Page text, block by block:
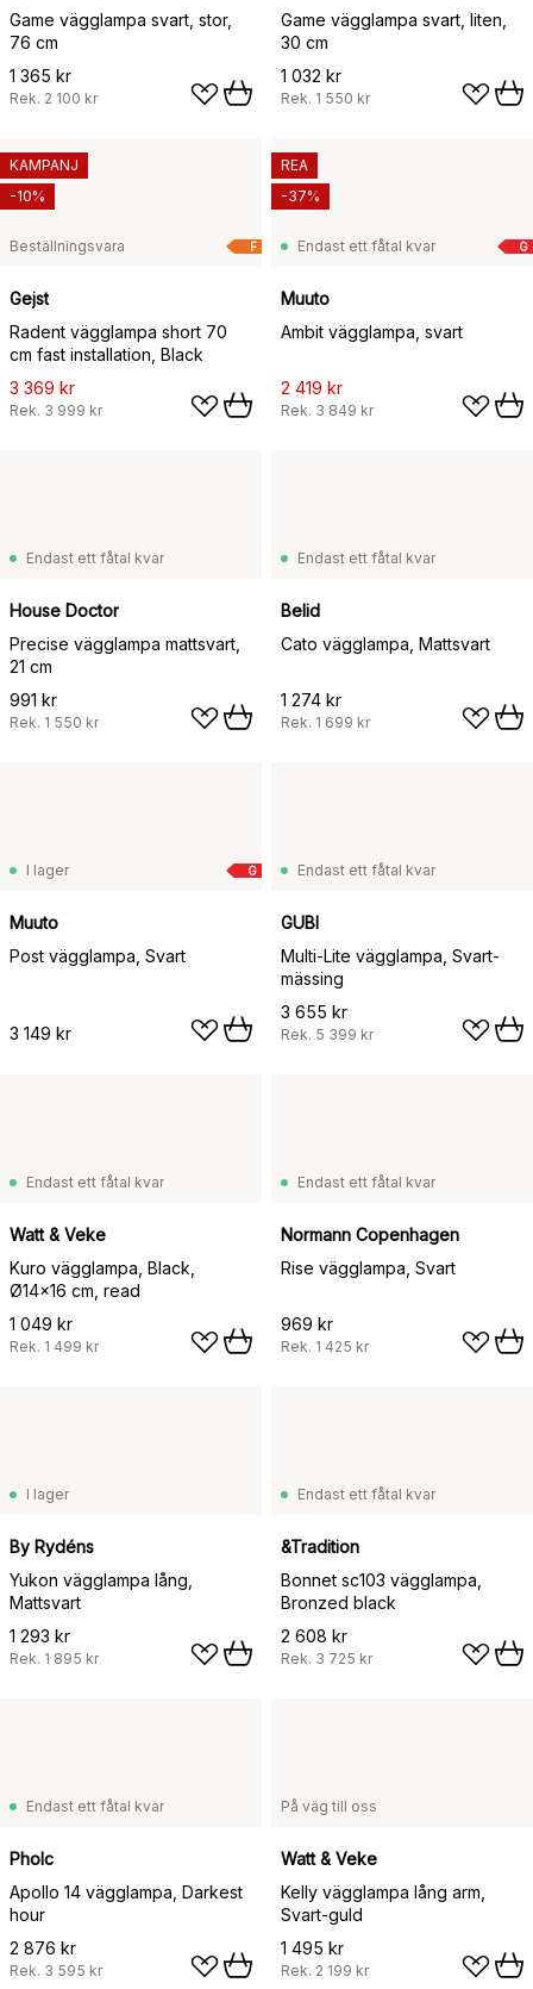
Game vägglampa svart, stor,
76 cm
1 365 kr
Rek. 2 100 kr
Game vägglampa svart, liten,
30 cm
1 032 kr
Rek. 1 550 kr
F
Beställningsvara
Gejst
Radent vägglampa short 70
cm fast installation, Black
3 369 kr
Rek. 3 999 kr
KAMPANJ
-10%
G
Endast ett fåtal kvar
Muuto
Ambit vägglampa, svart
2 419 kr
Rek. 3 849 kr
REA
-37%
Endast ett fåtal kvar
House Doctor
Precise vägglampa mattsvart,
21 cm
991 kr
Rek. 1 550 kr
Endast ett fåtal kvar
Belid
Cato vägglampa, Mattsvart
1 274 kr
Rek. 1 699 kr
G
I lager
Muuto
Post vägglampa, Svart
3 149 kr
Endast ett fåtal kvar
GUBI
Multi-Lite vägglampa, Svart-
mässing
3 655 kr
Rek. 5 399 kr
Endast ett fåtal kvar
Watt & Veke
Kuro vägglampa, Black,
Ø14x16 cm, read
1 049 kr
Rek. 1 499 kr
Endast ett fåtal kvar
Normann Copenhagen
Rise vägglampa, Svart
969 kr
Rek. 1 425 kr
I lager
By Rydéns
Yukon vägglampa lång,
Mattsvart
1 293 kr
Rek. 1 895 kr
Endast ett fåtal kvar
&Tradition
Bonnet sc103 vägglampa,
Bronzed black
2 608 kr
Rek. 3 725 kr
Endast ett fåtal kvar
Pholc
Apollo 14 vägglampa, Darkest
hour
2 876 kr
Rek. 3 595 kr
På väg till oss
Watt & Veke
Kelly vägglampa lång arm,
Svart-guld
1 495 kr
Rek. 2 199 kr